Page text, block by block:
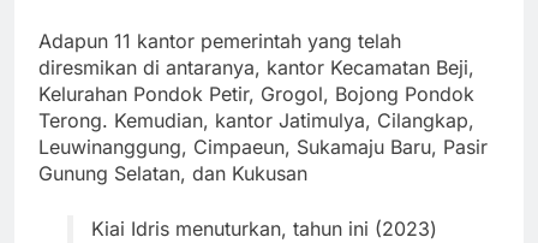
Adapun 11 kantor pemerintah yang telah
diresmikan di antaranya, kantor Kecamatan Beji,
Kelurahan Pondok Petir, Grogol, Bojong Pondok
Terong. Kemudian, kantor Jatimulya, Cilangkap,
Leuwinanggung, Cimpaeun, Sukamaju Baru, Pasir
Gunung Selatan, dan Kukusan
Kiai Idris menuturkan, tahun ini (2023)